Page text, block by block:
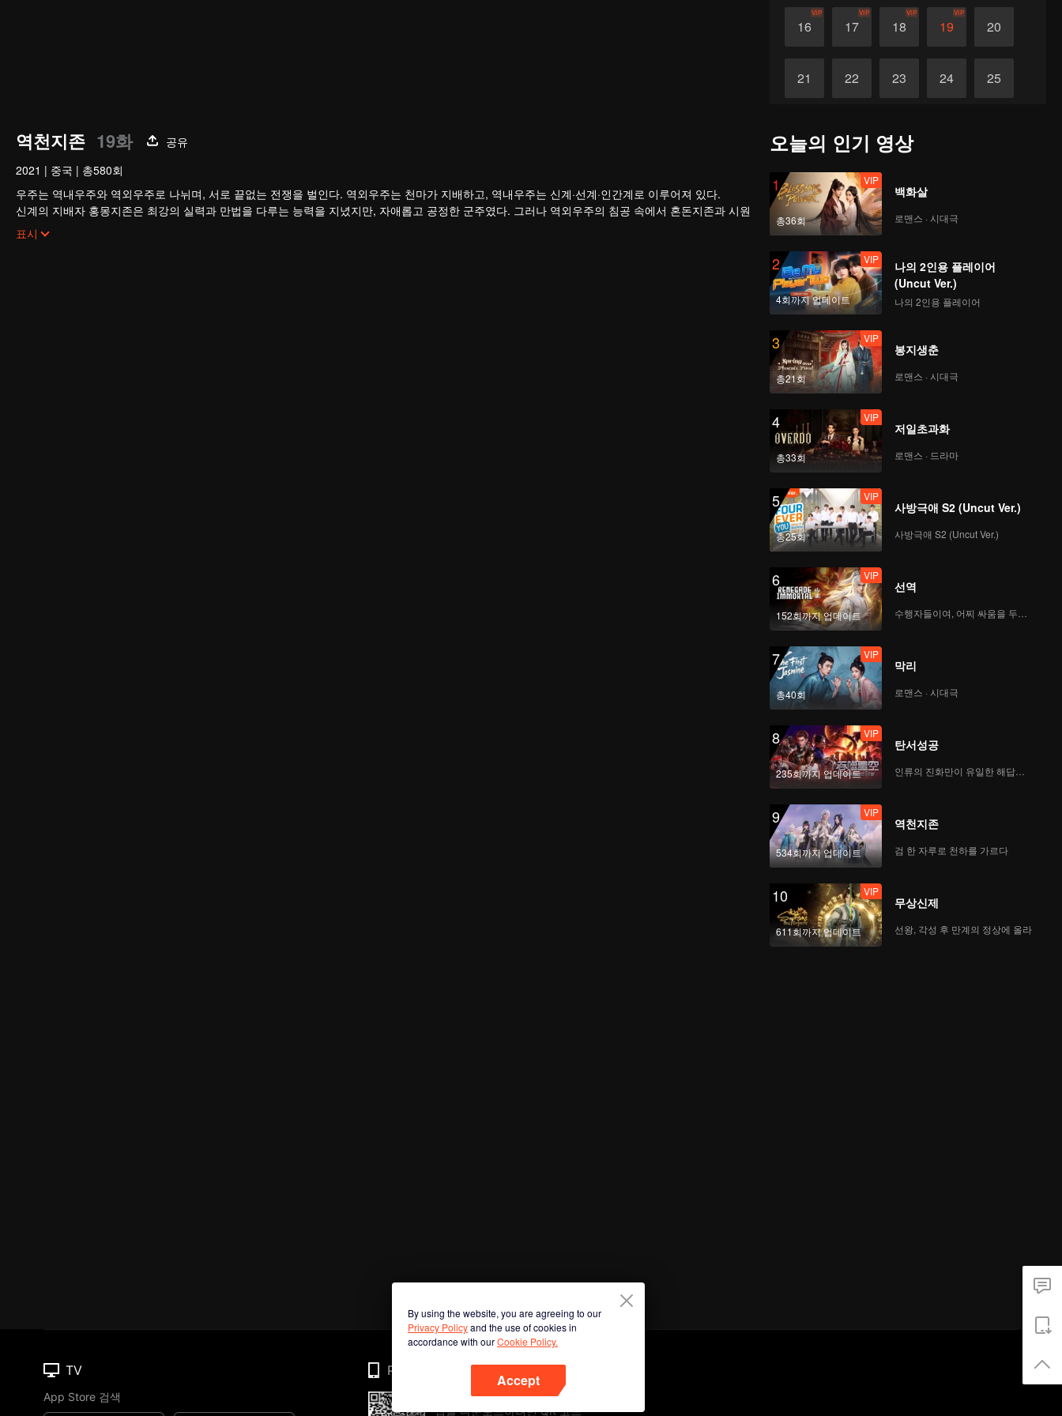
16
VIP
17
VIP
18
VIP
19
VIP
20
21 22 23 24 25
역천지존 19화
공유
2021 | 중국 | 총580회
우주는 역내우주와 역외우주로 나뉘며, 서로 끝없는 전쟁을 벌인다. 역외우주는 천마가 지배하고, 역내우주는 신계·선계·인간계로 이루어져 있다.
신계의 지배자 홍몽지존은 최강의 실력과 만법을 다루는 능력을 지녔지만, 자애롭고 공정한 군주였다. 그러나 역외우주의 침공 속에서 혼돈지존과 시원
지존의 배신으로 목숨을 잃고, 만세윤회의 저주까지 받는다. 가족과 부하를 잃고, 나라를 빼앗겼으며, 가장 아끼던 제자 영하천존마저 등을 돌린다. 이후
그는 윤회할 때마다 멸문을 당하다가 마지막 생에서 담운으로 환생한다.
망월진 담가의 도련님 담운은 혼례 당일 약혼녀의 불륜을 목격하고 죽음 직전까지 몰리면서 전생의 기억을 각성한다. 홍몽신태를 얻은 그는 폐물에서
표시
오늘의 인기 영상
1
총36회
VIP
백화살
로맨스 · 시대극
2
4회까지 업데이트
VIP
나의 2인용 플레이어
(Uncut Ver.)
나의 2인용 플레이어
3
총21회
VIP
봉지생춘
로맨스 · 시대극
4
총33회
VIP
저일초과화
로맨스 · 드라마
5
총25회
VIP
사방극애 S2 (Uncut Ver.)
사방극애 S2 (Uncut Ver.)
6
152회까지 업데이트
VIP
선역
7
총40회
VIP
막리
로맨스 · 시대극
8
235회까지 업데이트
VIP
탄서성공
인류의 진화만이 유일한 해답이다
9
534회까지 업데이트
VIP
역천지존
검 한 자루로 천하를 가르다
10
611회까지 업데이트
VIP
무상신제
선왕, 각성 후 만계의 정상에 올라
By using the website, you are agreeing to our
Privacy Policyand the use of cookies in
accordance with ourCookie Policy.
Accept
TV
App Store 검색
Phone
앱을 다운로드하려면 QR 코드